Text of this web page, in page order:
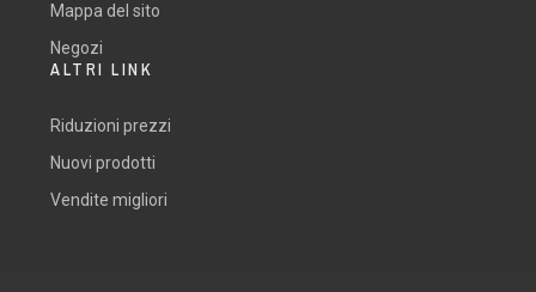
Mappa del sito
Negozi
ALTRI LINK
Riduzioni prezzi
Nuovi prodotti
Vendite migliori